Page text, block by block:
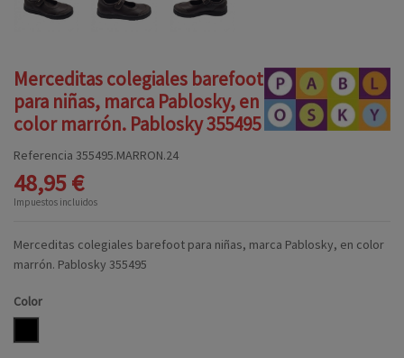
Merceditas colegiales barefoot
para niñas, marca Pablosky, en
color marrón. Pablosky 355495
Referencia 355495.MARRON.24
48,95 €
Impuestos incluidos
Merceditas colegiales barefoot para niñas, marca Pablosky, en color
marrón. Pablosky 355495
Color